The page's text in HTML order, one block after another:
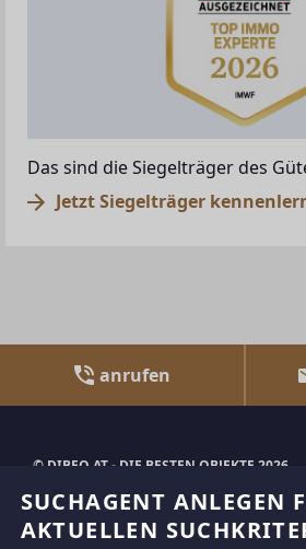
Das sind die Siegelträger des
Jetzt Siegelträger
anrufen
© DIBEO.AT - DIE BESTEN OBJEKTE 2026
ÜBER UNS
IMPRESSUM
SUCHAGENT ANLEGEN
AKTUELLEN